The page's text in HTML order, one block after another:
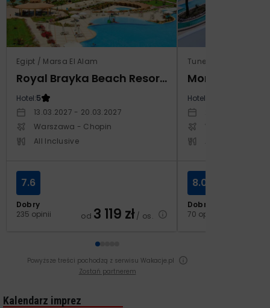
Egipt / Marsa El Alam
Royal Brayka Beach Resort (ex Zee Brayka)
Hotel:5
13.03.2027 - 20.03.2027
Warszawa - Chopin
All Inclusive
Dobry
235 opinii
7.6
od 3 119 zł/ os.
Tunezja / Monastir
Hotel:
Warszawa -
Dobry
70 opinii
8.0
Powyższe treści pochodzą z serwisu Wakacje.pl
Zostań partnerem
Kalendarz imprez